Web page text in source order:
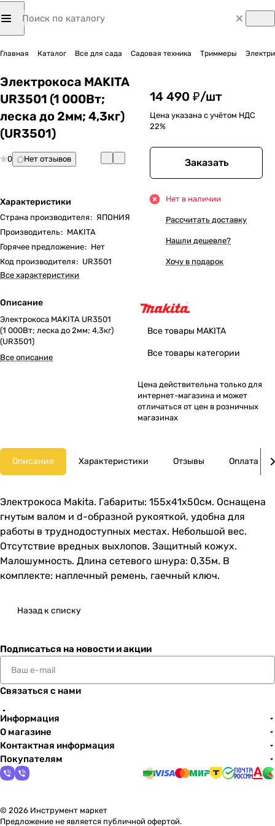
Главная Каталог Все для сада Садовая техника Триммеры
Электрокоса MAKITA
UR3501 (1 000Вт;
леска до 2мм; 4,3кг)
(UR3501)
0 Нет отзывов
Характеристики
Страна производителя: ЯПОНИЯ
Производитель: MAKITA
Горячее предложение: Нет
Код производителя: UR3501
Все характеристики
Описание
Электрокоса MAKITA UR3501
(1 000Вт; леска до 2мм; 4,3кг)
(UR3501)
Все описание
14 490 ₽/шт
Цена указана с учётом НДС
22%
Заказать
Нет в наличии
Рассчитать доставку
Нашли дешевле?
Хочу в подарок
Все товары MAKITA
Все товары категории
Цена действительна только для
интернет-магазина и может
отличаться от цен в розничных
магазинах
Описание Характеристики Отзывы Оплата
Электрокоса Makita. Габариты: 155х41х50см. Оснащена
гнутым валом и d-образной рукояткой, удобна для
работы в труднодоступных местах. Небольшой вес.
Отсутствие вредных выхлопов. Защитный кожух.
Малошумность. Длина сетевого шнура: 0,35м. В
комплекте: наплечный ремень, гаечный ключ.
Назад к списку
Подписаться на новости и акции
Связаться с нами
Информация
О магазине
Контактная информация
Покупателям
© 2026 Инструмент маркет
Предложение не является публичной офертой.